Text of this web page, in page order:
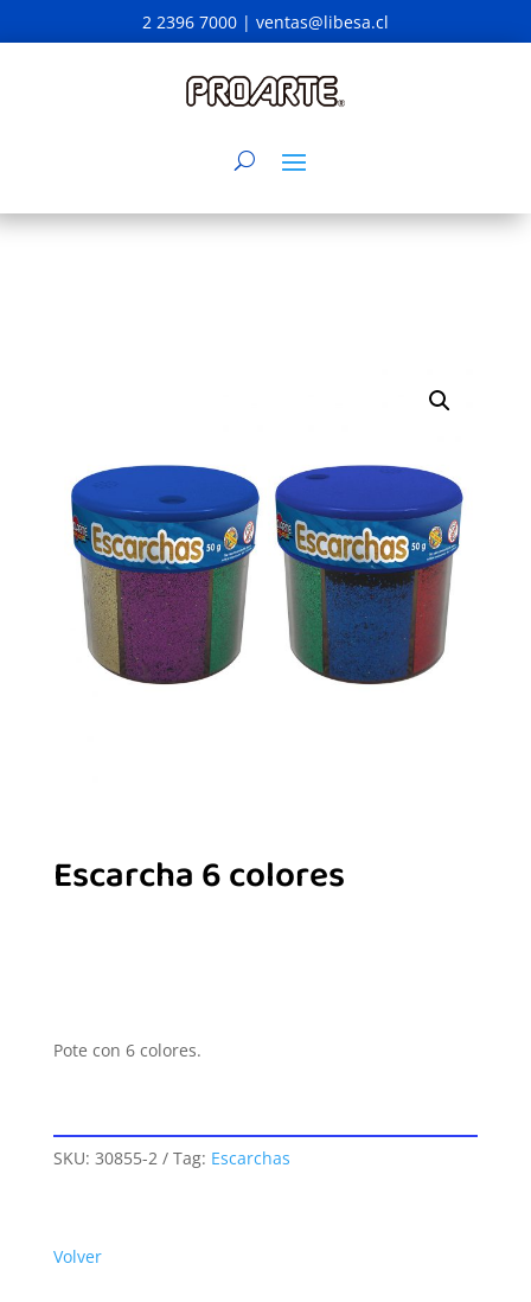
2 2396 7000 | ventas@libesa.cl
Escarcha 6 colores
Pote con 6 colores.
SKU: 30855-2 Tag: Escarchas
Volver